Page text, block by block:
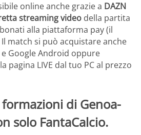
online anche grazie a DAZN
streaming video della partita
alla piattaforma pay (il
match si può acquistare anche
Google Android oppure
pagina LIVE dal tuo PC al prezzo
di Genoa-
solo FantaCalcio.